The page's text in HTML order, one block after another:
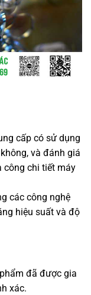
cấp có sử dụng
và đánh giá
công chi tiết máy
các công nghệ
hiệu suất và độ
đã được gia
xác.